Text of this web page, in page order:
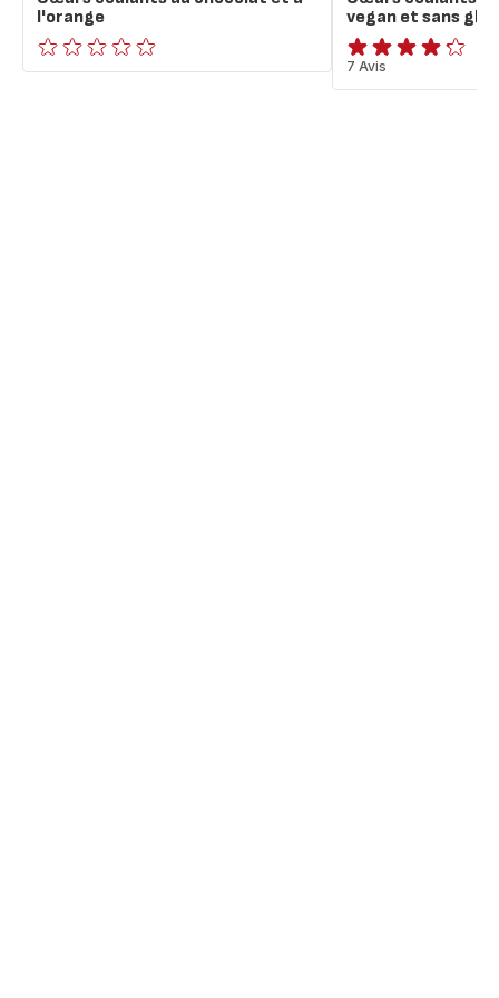
l'orange
ratings.0
vegan et sans
ratings.4.2
7 Avis